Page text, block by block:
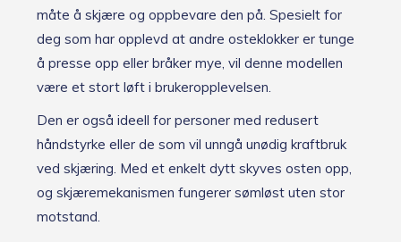
måte å skjære og oppbevare den på. Spesielt for
deg som har opplevd at andre osteklokker er tunge
å presse opp eller bråker mye, vil denne modellen
være et stort løft i brukeropplevelsen.
Den er også ideell for personer med redusert
håndstyrke eller de som vil unngå unødig kraftbruk
ved skjæring. Med et enkelt dytt skyves osten opp,
og skjæremekanismen fungerer sømløst uten stor
motstand.